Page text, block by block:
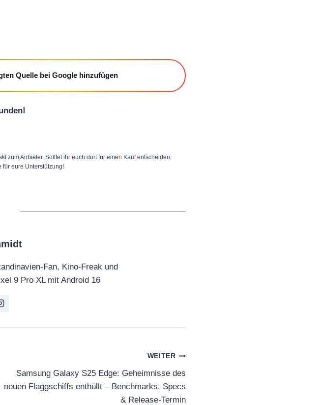
Quelle bei Google hinzufügen
zum Anbieter. Solltet ihr euch dort für einen Kauf entscheiden,
für eure Unterstützung!
Fan, Kino-Freak und
9 Pro XL mit Android 16
WEITER
Samsung Galaxy S25 Edge: Geheimnisse des
neuen Flaggschiffs enthüllt – Benchmarks, Specs
& Release-Termin